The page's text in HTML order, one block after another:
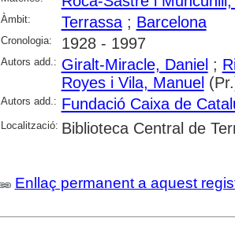
Àmbit: Terrassa; Barcelona
Cronologia: 1928 - 1997
Autors add.: Giralt-Miracle, Daniel ;
Royes i Vila, Manuel
Autors add.: Fundació Caixa de
Localització: Biblioteca Central de
Enllaç permanent a aquest